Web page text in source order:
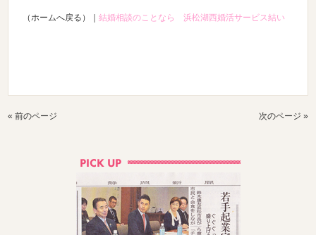
（ホームへ戻る）｜結婚相談のことなら 浜松湖西婚活サービス結い
« 前のページ 次のページ »